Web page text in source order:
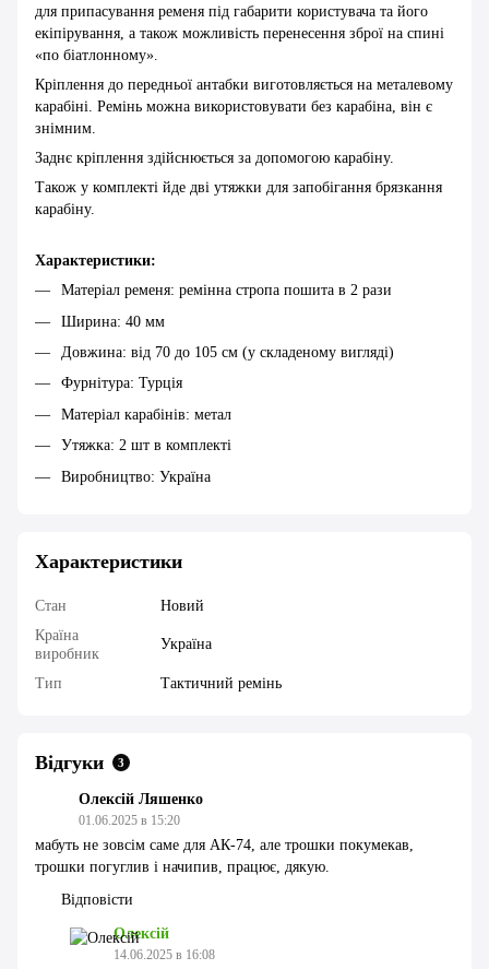
для припасування ременя під габарити користувача та його
екіпірування, а також можливість перенесення зброї на спині
«по біатлонному».
Кріплення до передньої антабки виготовляється на металевому
карабіні. Ремінь можна використовувати без карабіна, він є
знімним.
Заднє кріплення здійснюється за допомогою карабіну.
Також у комплекті йде дві утяжки для запобігання брязкання
карабіну.
Характеристики:
Матеріал ременя: ремінна стропа пошита в 2 рази
Ширина: 40 мм
Довжина: від 70 до 105 см (у складеному вигляді)
Фурнітура: Турція
Матеріал карабінів: метал
Утяжка: 2 шт в комплекті
Виробництво: Україна
Характеристики
Стан
Новий
Країна
виробник
Україна
Тип Тактичний ремінь
Відгуки 3
Олексій Ляшенко
01.06.2025 в 15:20
мабуть не зовсім саме для АК-74, але трошки покумекав,
трошки погуглив і начипив, працює, дякую.
Відповісти
Олексій
14.06.2025 в 16:08